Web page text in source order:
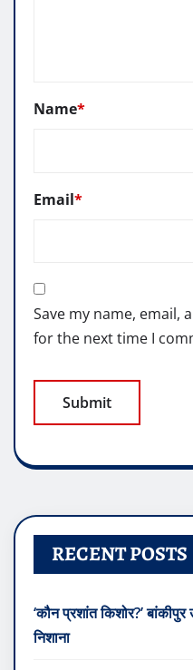
Name*
Email*
Save my name, email,
for the next time I
RECENT POSTS
‘कौन प्रशांत किशोर?’
निशाना